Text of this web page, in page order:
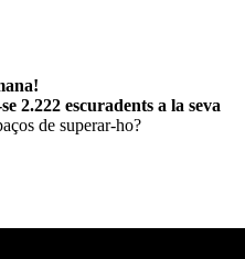
2.222 escuradents a la seva
de superar-ho?